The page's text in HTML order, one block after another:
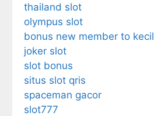
thailand slot
olympus slot
bonus new member to kecil
joker slot
slot bonus
situs slot qris
spaceman gacor
slot777